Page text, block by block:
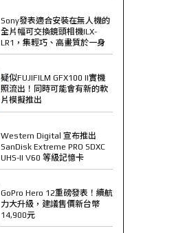
Sony發表適合安裝在無人機的
全片幅可交換鏡頭相機ILX-
LR1，集輕巧、高畫質於一身
疑似FUJIFILM GFX100 II實機
照流出！同時可能會有新的軟
片模擬推出
Western Digital 宣布推出
SanDisk Extreme PRO SDXC
UHS-II V60 等級記憶卡
GoPro Hero 12重磅發表！續航
力大升級，建議售價新台幣
14,900元